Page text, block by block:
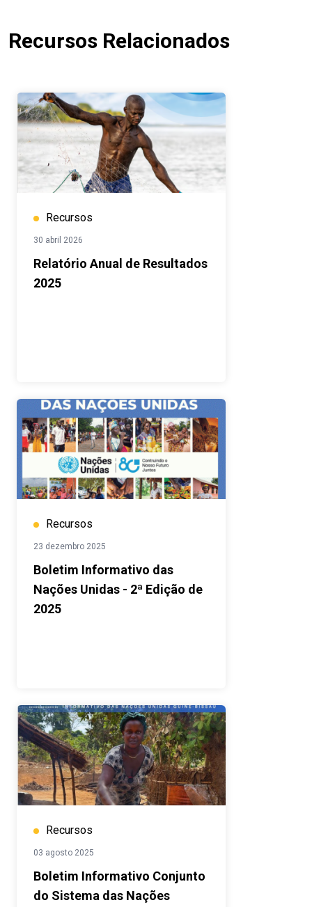
Recursos Relacionados
Recursos
30 abril 2026
Relatório Anual de Resultados
2025
Recursos
23 dezembro 2025
Boletim Informativo das
Nações Unidas - 2ª Edição de
2025
Recursos
03 agosto 2025
Boletim Informativo Conjunto
do Sistema das Nações